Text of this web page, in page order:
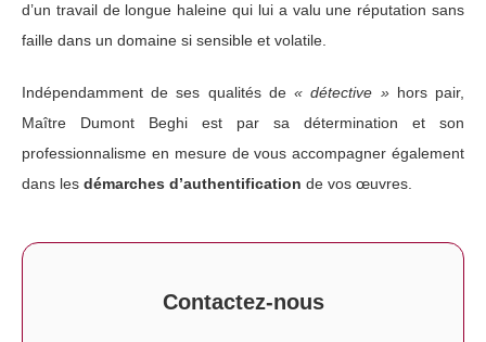
d’un travail de longue haleine qui lui a valu une réputation sans
faille dans un domaine si sensible et volatile.
Indépendamment de ses qualités de« détective » hors pair,
Maître Dumont Beghi est par sa détermination et son
professionnalisme en mesure de vous accompagner également
dans les démarches d’authentification de vos œuvres.
Contactez-nous